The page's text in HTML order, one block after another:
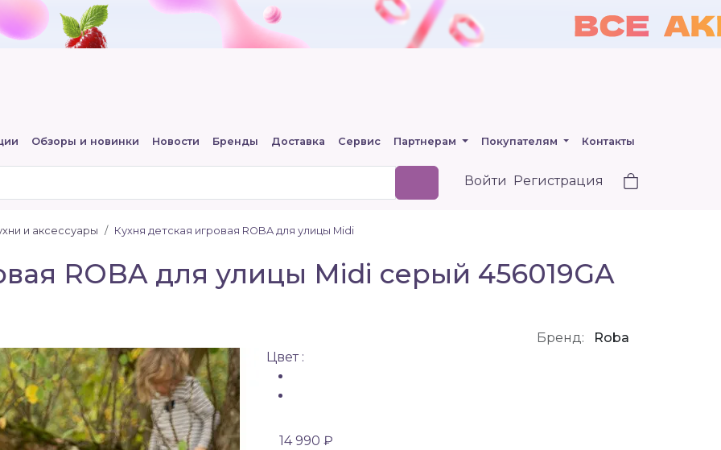
Обзоры и новинки Новости Бренды Доставка Сервис Партнерам Покупателям Контакты
Войти Регистрация
и аксессуары Кухня детская игровая ROBA для улицы Midi
ROBA для улицы Midi серый 456019GA
Бренд:
Roba
Цвет :
14 990 ₽